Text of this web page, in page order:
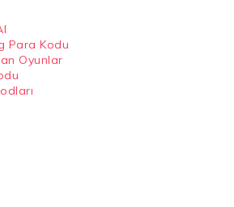
Para Kodu
Oyunlar